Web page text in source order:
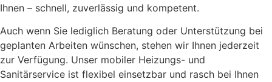
Ihnen – schnell, zuverlässig und kompetent.
Auch wenn Sie lediglich Beratung oder Unterstützung bei
geplanten Arbeiten wünschen, stehen wir Ihnen jederzeit
zur Verfügung. Unser mobiler Heizungs- und
Sanitärservice ist flexibel einsetzbar und rasch bei Ihnen